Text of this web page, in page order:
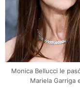
Monica Bellucci le
Mariela Garriga